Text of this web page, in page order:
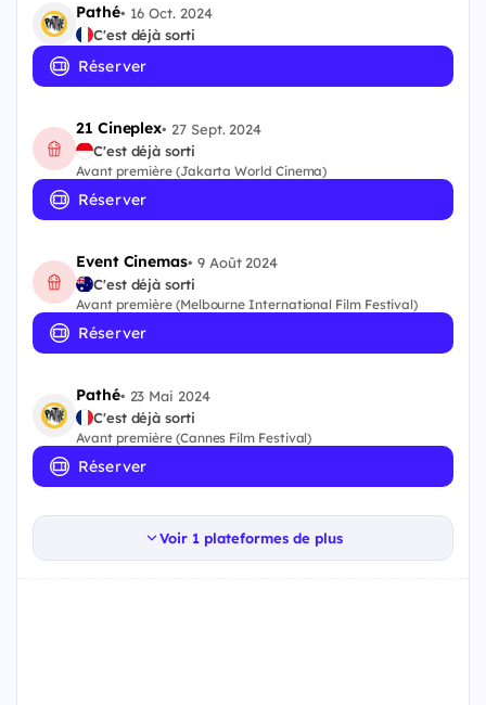
Pathé• 16 Oct. 2024
C'est déjà sorti
Réserver
21 Cineplex• 27 Sept. 2024
C'est déjà sorti
Avant première (Jakarta World Cinema)
Réserver
Event Cinemas• 9 Août 2024
C'est déjà sorti
Avant première (Melbourne International Film Festival)
Réserver
Pathé• 23 Mai 2024
C'est déjà sorti
Avant première (Cannes Film Festival)
Réserver
Voir 1 plateformes de plus